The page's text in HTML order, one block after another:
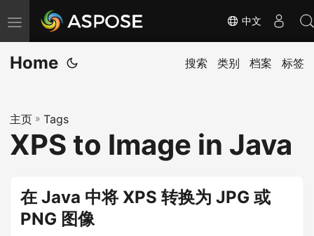
切
换
导
中文
Home 搜索 类别 档案 标签
主页 » Tags
XPS to Image in Java
在 Java 中将 XPS 转换为 JPG 或
PNG 图像